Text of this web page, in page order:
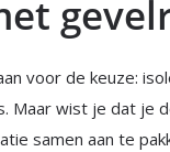
voor de keuze:
Maar wist je dat je
samen aan te